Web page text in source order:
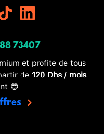
73407
et profite de tous
de 120 Dhs / mois
😎